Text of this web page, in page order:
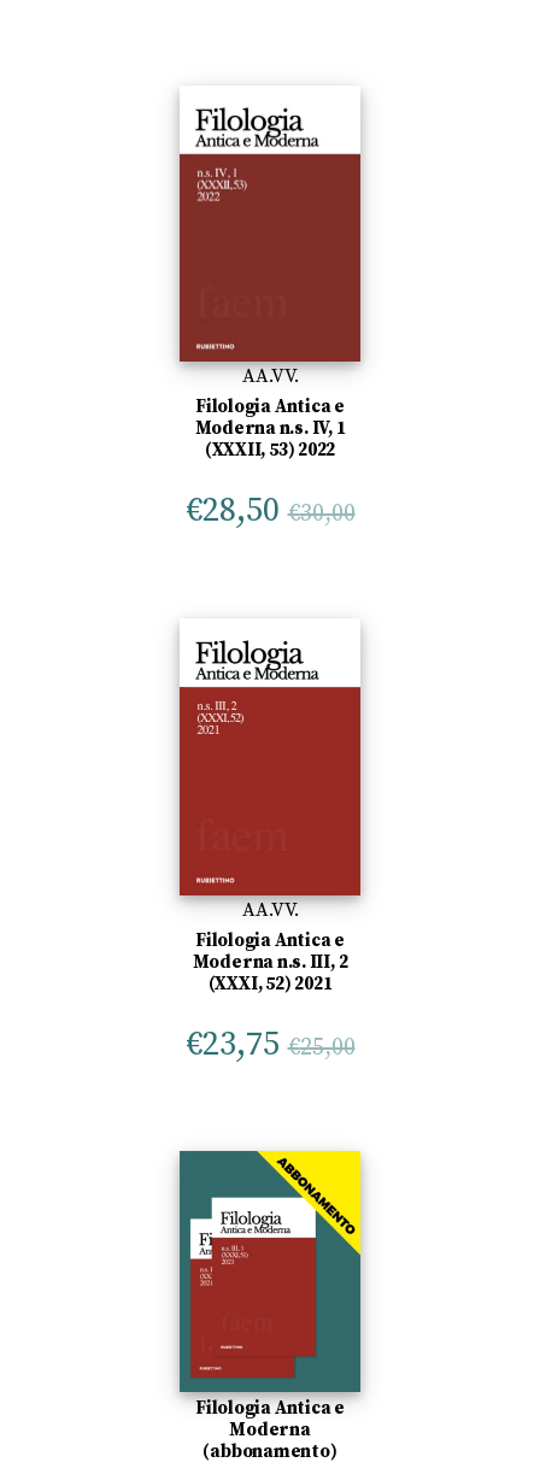
AA.VV.
Filologia Antica e
Moderna n.s. IV, 1
(XXXII, 53) 2022
€28,50 €30,00
AA.VV.
Filologia Antica e
Moderna n.s. III, 2
(XXXI, 52) 2021
€23,75 €25,00
Filologia Antica e
Moderna
(abbonamento)